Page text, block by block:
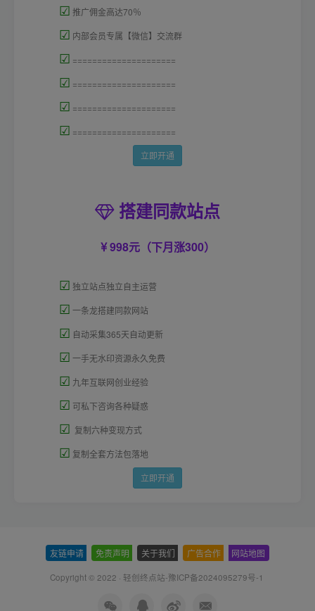
☑ 推广佣金高达70％
☑ 内部会员专属【微信】交流群
☑ =====================
☑ =====================
☑ =====================
☑ =====================
立即开通
搭建同款站点
998元（下月涨300）
☑ 独立站点独立自主运营
☑ 一条龙搭建同款网站
☑ 自动采集365天自动更新
☑ 一手无水印资源永久免费
☑ 九年互联网创业经验
☑ 可私下咨询各种疑惑
☑ 复制六种变现方式
☑ 复制全套方法包落地
立即开通
友链申请 免责声明 关于我们 广告合作 网站地图
Copyright © 2022 · 轻创终点站-豫ICP备2024095279号-1